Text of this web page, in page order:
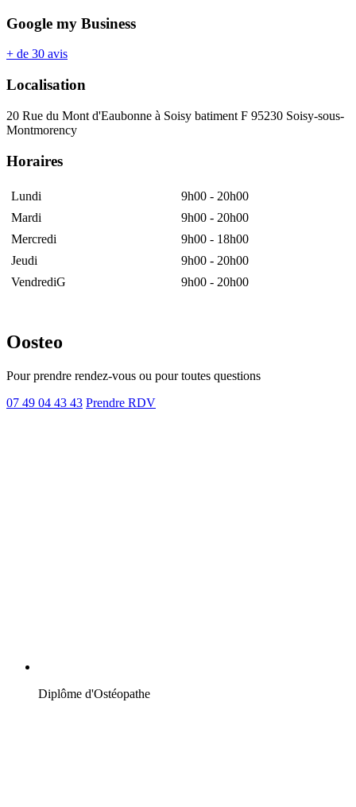
Google my Business
+ de 30 avis
Localisation
20 Rue du Mont d'Eaubonne à Soisy batiment F 95230 Soisy-sous-
Montmorency
Horaires
Lundi
9h00 - 20h00
Mardi
9h00 - 20h00
Mercredi
9h00 - 18h00
Jeudi
9h00 - 20h00
VendrediG
9h00 - 20h00
Oosteo
Pour prendre rendez-vous ou pour toutes questions
07 49 04 43 43 Prendre RDV
Diplôme d'Ostéopathe